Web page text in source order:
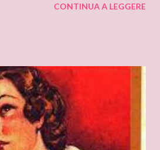
posso solo iniziare dicendo che sono
intreccio poderoso e
– una tenuta di campagna in
E mi ha ricordato i vecchi
mistero ed elementi
I can only start saying that I’m very
CONTINUA A LEGGERE